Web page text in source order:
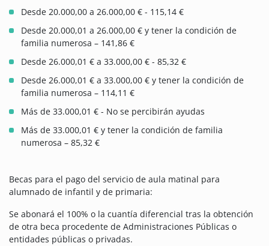
Desde 20.000,00 a 26.000,00 € - 115,14 €
Desde 20.000,01 a 26.000,00 € y tener la condición de
familia numerosa – 141,86 €
Desde 26.000,01 € a 33.000,00 € - 85,32 €
Desde 26.000,01 € a 33.000,00 € y tener la condición de
familia numerosa – 114,11 €
Más de 33.000,01 € - No se percibirán ayudas
Más de 33.000,01 € y tener la condición de familia
numerosa – 85,32 €
Becas para el pago del servicio de aula matinal para
alumnado de infantil y de primaria:
Se abonará el 100% o la cuantía diferencial tras la obtención
de otra beca procedente de Administraciones Públicas o
entidades públicas o privadas.